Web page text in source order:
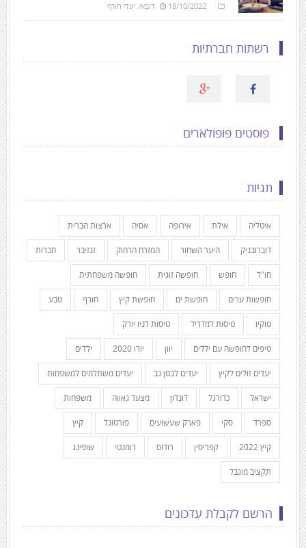
18/10/2022 דובאי, יעדי חורף
רשתות חברתיות
פוסטים פופולארים
תגיות
איטליה אילת אירופה אסיה ארצות הברית
דוברובניק היער השחור המזרח הרחוק זנזיבר חברות
חו"ל חופש חופשה זוגית חופשה משפחתית
חופשות ערים חופשת ים חופשת קיץ חורף טבע
טוקיו טיסות למדריד טיסות לניו יורק
טיפים לחופשה עם ילדים יוון יורו 2020 ילדים
יעדים זולים לקיץ יעדים לבטן גב יעדים משתלמים למשפחות
ישראל כדורגל לונדון מצעד גאווה משפחות
ספרד סקי פארק שעשועים פורטוגל קיץ
קיץ 2022 קפריסין רודוס רומנטי שופינג
תקציב מוגבל
הרשם לקבלת עדכונים